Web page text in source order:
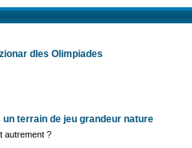
dles Olimpiades
terrain de jeu grandeur nature
autrement ?